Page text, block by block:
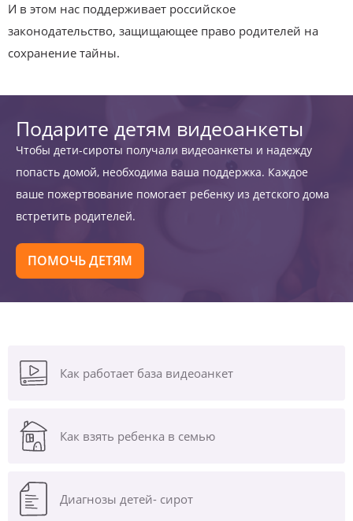
И в этом нас поддерживает российское
законодательство, защищающее право родителей на
сохранение тайны.
Подарите детям видеоанкеты
Чтобы дети-сироты получали видеоанкеты и надежду
попасть домой, необходима ваша поддержка. Каждое
ваше пожертвование помогает ребенку из детского дома
встретить родителей.
ПОМОЧЬ ДЕТЯМ
Как работает база видеоанкет
Как взять ребенка в семью
Диагнозы детей- сирот